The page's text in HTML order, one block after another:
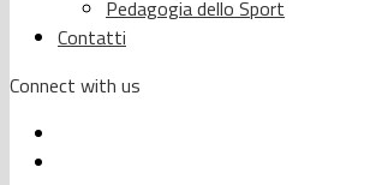
Pedagogia dello Sport
Contatti
Connect with us